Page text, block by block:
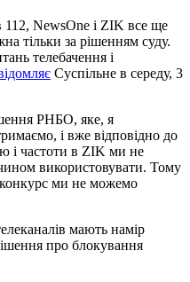
112, NewsOne і ZIK все ще
тільки за рішенням суду.
телебачення і
Суспільне в середу, 3
РНБО, яке, я
і вже відповідно до
і частоти в ZIK ми не
використовувати. Тому
конкурс ми не можемо
мають намір
про блокування